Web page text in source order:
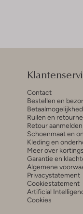
Contact
Bestellen en
Ruilen en
Retour aanmelden
Schoenmaat en
Kleding en
Meer over
Garantie en
Algemene
Privacystatement
Cookiestatement
Artificial
Cookies